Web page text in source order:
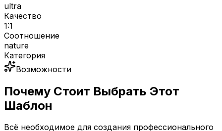
ultra
Качество
1:1
Соотношение
nature
Категория
Возможности
Почему Стоит Выбрать Этот
Шаблон
Всё необходимое для создания профессионального